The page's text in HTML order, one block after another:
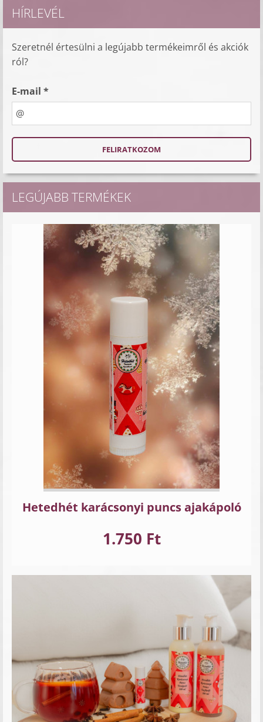
HÍRLEVÉL
Szeretnél értesülni a legújabb termékeimről és akciók
ról?
E-mail *
LEGÚJABB TERMÉKEK
Hetedhét karácsonyi puncs ajakápoló
1.750 Ft